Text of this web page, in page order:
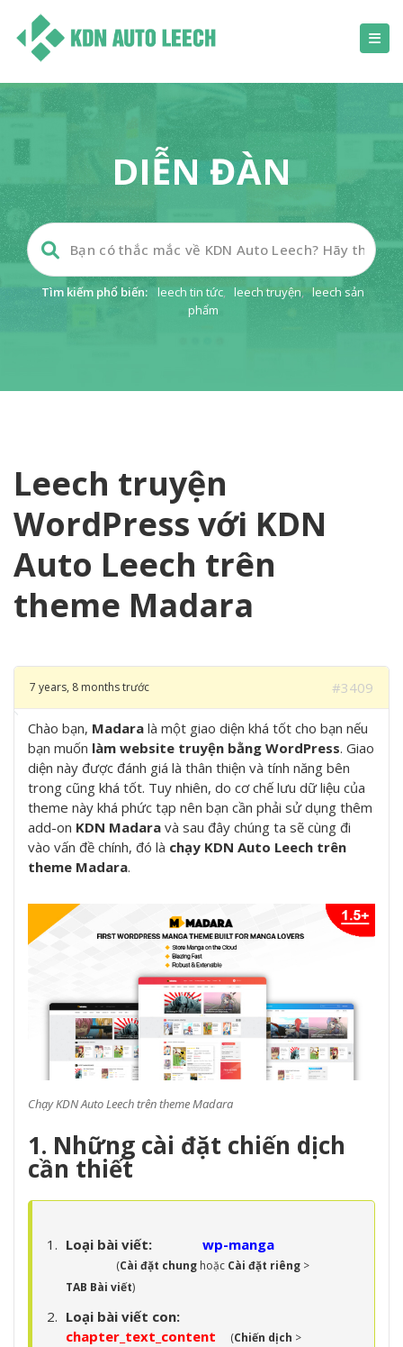
DIỄN ĐÀN
Tìm kiếm phổ biến: leech tin tức, leech truyện, leech sản
phẩm
Leech truyện
WordPress với KDN
Auto Leech trên
theme Madara
7 years, 8 months trước #3409
Chào bạn, Madara là một giao diện khá tốt cho bạn nếu
bạn muốn làm website truyện bằng WordPress. Giao
diện này được đánh giá là thân thiện và tính năng bên
trong cũng khá tốt. Tuy nhiên, do cơ chế lưu dữ liệu của
theme này khá phức tạp nên bạn cần phải sử dụng thêm
add-on KDN Madara và sau đây chúng ta sẽ cùng đi
vào vấn đề chính, đó là chạy KDN Auto Leech trên
theme Madara.
Chạy KDN Auto Leech trên theme Madara
1. Những cài đặt chiến dịch
cần thiết
Loại bài viết: wp-manga
(Cài đặt chung hoặc Cài đặt riêng >
TAB Bài viết)
Loại bài viết con:
chapter_text_content
(Chiến dịch >